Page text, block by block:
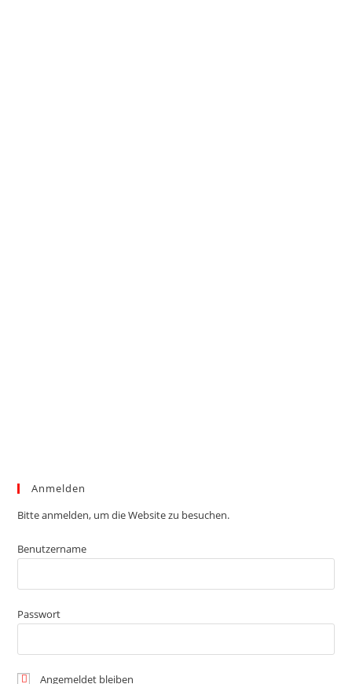
Anmelden
Bitte anmelden, um die Website zu besuchen.
Benutzername
Passwort
Angemeldet bleiben